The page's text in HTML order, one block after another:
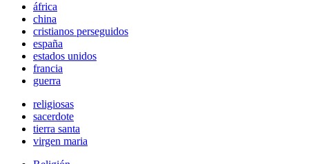
áfrica
china
cristianos perseguidos
españa
estados unidos
francia
guerra
religiosas
sacerdote
tierra santa
virgen maria